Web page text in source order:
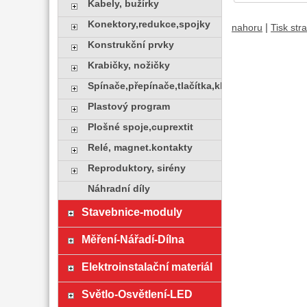
nahoru Tisk
Kabely, bužírky
Konektory,redukce,spojky
Konstrukční prvky
Krabičky, nožičky
Spínače,přepínače,tlačítka,klávesy
Plastový program
Plošné spoje,cuprextit
Relé, magnet.kontakty
Reproduktory, sirény
Náhradní díly
Stavebnice-moduly
Měření-Nářadí-Dílna
Elektroinstalační materiál
Světlo-Osvětlení-LED